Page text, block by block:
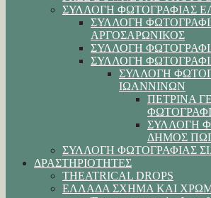
ΣΥΛΛΟΓΗ ΦΩΤΟΓΡΑΦΙΑΣ
ΣΥΛΛΟΓΗ
ΑΡΓΟΣΑΡΩΝΙΚΟΣ
ΣΥΛΛΟΓΗ
ΣΥΛΛΟΓΗ
ΣΥΛΛΟΓΗ
ΙΩΑΝΝΙΝΩΝ
ΠΕΤΡΙΝΑ
ΣΥΛΛΟΓΗ
ΔΗΜΟΣ
ΣΥΛΛΟΓΗ ΦΩΤΟΓΡΑΦΙΑΣ
ΔΡΑΣΤΗΡΙΟΤΗΤΕΣ
THEATRICAL DROPS
ΕΛΛΑΔΑ ΣΧΗΜΑ ΚΑΙ